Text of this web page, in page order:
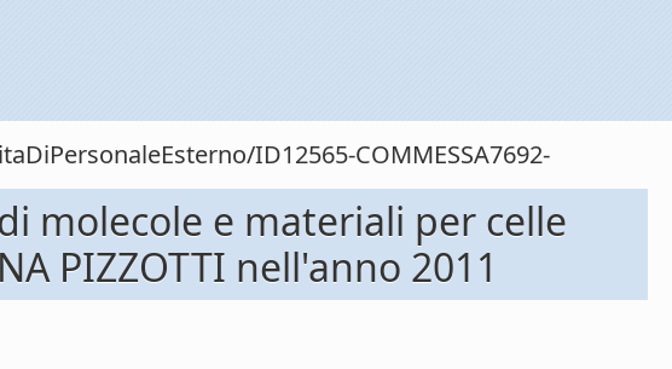
ID12565-COMMESSA7692-
molecole e materiali per celle
PIZZOTTI nell'anno 2011